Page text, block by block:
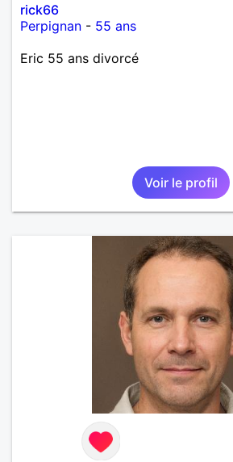
rick66
Perpignan - 55 ans
Eric 55 ans divorcé
Voir le profil